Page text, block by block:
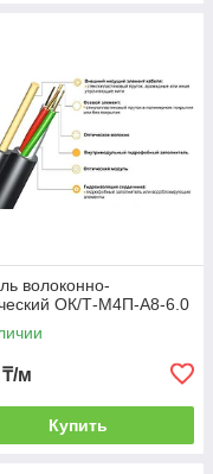
волоконно-
ОК/Т-М4П-А8-6.0
₸/м
Купить